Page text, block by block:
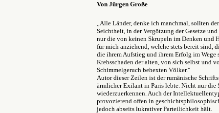
Von Jürgen Große
„Alle Länder, denke ich manchmal, sollten
Seichtheit, in der Vergötzung der Gesetze
nur die von keinen Skrupeln im Denken und
für mich anziehend, welche stets bereit sind,
die ihrem Aufstieg und ihrem Erfolg im Wege
Krebsschaden der alten, von sich selbst und
Schimmelgeruch behexten Völker.“
Autor dieser Zeilen ist der rumänische
ärmlicher Exilant in Paris lebte. Nicht nur
wiederzuerkennen. Auch der
provozierend offen in
jedoch abseits lukrativer Parteilichkeit hält.